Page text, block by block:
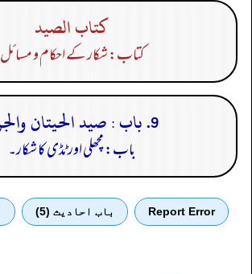
كتاب الصيد
کتاب: شکار کے احکام و مسائل
9. باب : صيد الحيتان والجراد
باب: مچھلی اور ٹڈی کا شکار۔
Report Error باب احادیث (5)